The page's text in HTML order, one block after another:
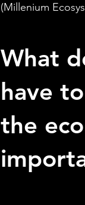
(Millenium
What
have
the